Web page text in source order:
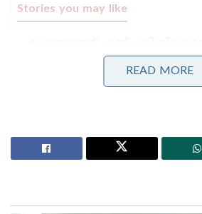
Stories you may like
വല്ലാത്ത തൊലിക്കട്ടി; സർവീസ്
പരിഹസിച്ച് വി.ഡി. സതീശൻ
ബംഗ്ലാദേശ് മറ്റൊരു
8 യുക്രൈൻ പൗരന്മാരും 13
ഉണ്ടായിരുന്നത്. ഇന്ത്യൻ ഷിപ്പിംഗ്
, വിദേശകാര്യ മന്ത്രാലയം,
READ MORE